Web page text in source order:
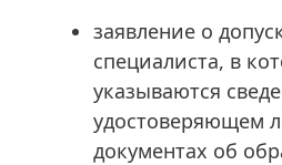
заявление о
специалиста, в
указываются
удостоверяющем
документах об